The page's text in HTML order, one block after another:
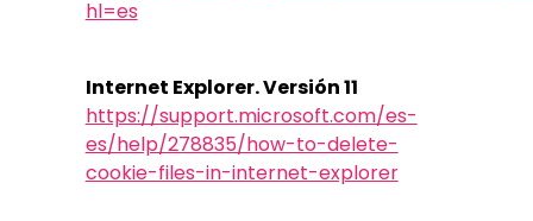
hl=es
Internet Explorer. Versión 11
https://support.microsoft.com/es-
es/help/278835/how-to-delete-
cookie-files-in-internet-explorer